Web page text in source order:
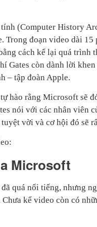
(Computer History
Trong đoạn video dài 15
cách kể lại quá trình
Gates còn dành lời
– tập đoàn Apple.
hào rằng Microsoft sẽ
nói với các nhân viên
vời và cơ hội đó sẽ
Microsoft
quá nổi tiếng, nhưng
kể video còn có